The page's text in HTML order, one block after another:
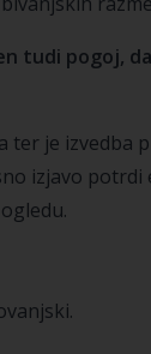
tudi pogoj,
je izvedba
izjavo